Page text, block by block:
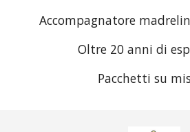
Accompagnatore
Oltre 20 anni di
Pacchetti su